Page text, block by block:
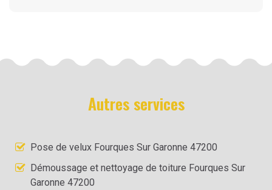
Autres services
Pose de velux Fourques Sur Garonne 47200
Démoussage et nettoyage de toiture Fourques Sur
Garonne 47200